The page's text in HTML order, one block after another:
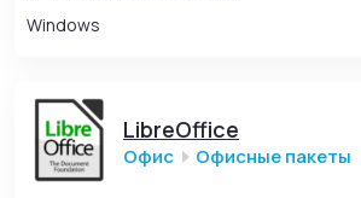
Windows
LibreOffice
Офис Офисные пакеты